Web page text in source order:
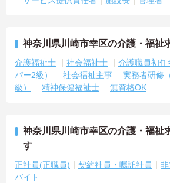
神奈川県川崎市幸区の介護・福祉
介護福祉士 社会福祉士
介護職員初
パー2級）
社会福祉主事
実務者研修
級）
精神保健福祉士 無資格OK
神奈川県川崎市幸区の介護・福祉
す
正社員(正職員) 契約社員・嘱託社員
バイト